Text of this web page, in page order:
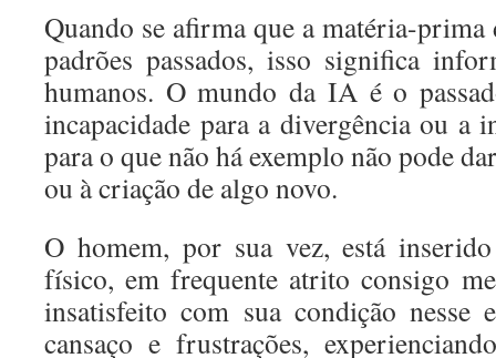
Quando se afirma que a matéria-prima
padrões passados, isso significa
humanos. O mundo da IA é o
incapacidade para a divergência ou a
para o que não há exemplo não pode
ou à criação de algo novo.
O homem, por sua vez, está
físico, em frequente atrito consigo
insatisfeito com sua condição nesse
cansaço e frustrações,